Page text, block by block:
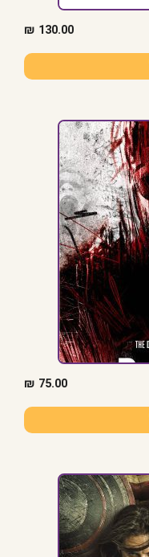
130.00
₪
75.00
₪